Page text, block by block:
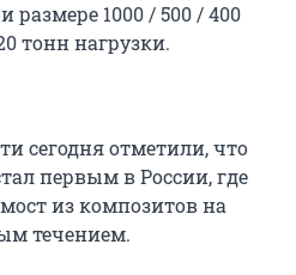
размере 1000 / 500 / 400
тонн нагрузки.
сегодня отметили, что
первым в России, где
из композитов на
течением.